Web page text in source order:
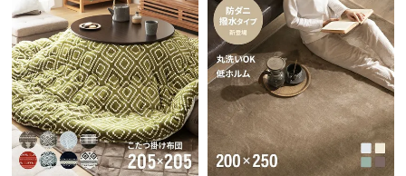
搬
入
経
路
に
つ
い
て